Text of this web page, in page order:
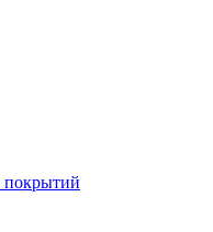
покрытий